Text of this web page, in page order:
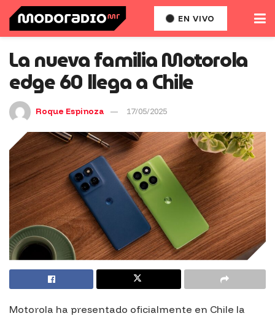
EN VIVO
La nueva familia Motorola
edge 60 llega a Chile
Roque Espinoza 17/05/2025
Motorola ha presentado oficialmente en Chile la